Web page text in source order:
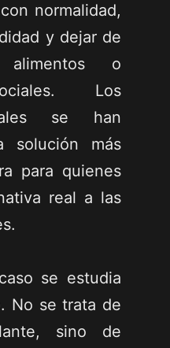
normalidad,
y dejar de
o
Los
se han
solución más
para quienes
real a las
se estudia
No se trata de
sino de